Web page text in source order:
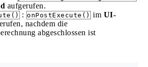
aufgerufen.
: onPostExecute() im UI-
nachdem die
abgeschlossen ist